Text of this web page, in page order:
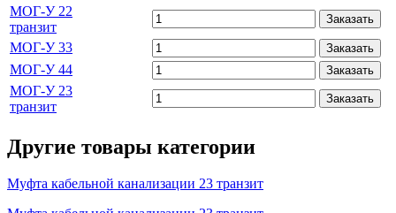
МОГ-У 22
транзит
Заказать
МОГ-У 33 Заказать
МОГ-У 44 Заказать
МОГ-У 23
транзит
Заказать
Другие товары категории
Муфта кабельной канализации 23 транзит